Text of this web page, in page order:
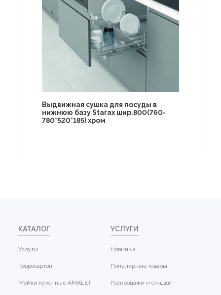
Выдвижная сушка для посуды в
нижнюю базу Starax шир.800(760-
780*520*185) хром
КАТАЛОГ
Услуги
Гофрокартон
Мойки кухонные AMALET
УСЛУГИ
Новинки
Популярные товары
Распродажи и скидки